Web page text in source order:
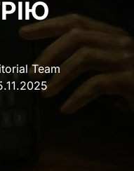
Team